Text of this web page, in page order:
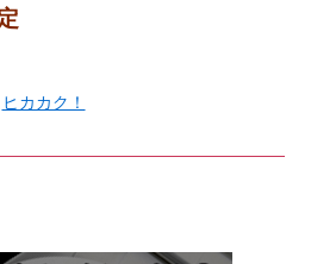
ヒカカク！